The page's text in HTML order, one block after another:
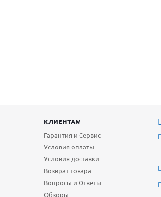
КЛИЕНТАМ
Гарантия и Сервис
Условия оплаты
Условия доставки
Возврат товара
Вопросы и Ответы
Обзоры